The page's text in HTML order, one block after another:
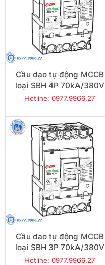
Cầu dao tự động MCCB
loại SBH 4P 70kA/380V
300A - Model
Hotline: 0977.9966.27
Cầu dao tự động MCCB
loại SBH 3P 70kA/380V
400A - Model
Hotline: 0977.9966.27